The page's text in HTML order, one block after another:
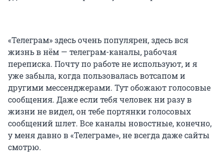
«Телеграм» здесь очень популярен, здесь вся
жизнь в нём — телеграм-каналы, рабочая
переписка. Почту по работе не используют, и я
уже забыла, когда пользовалась вотсапом и
другими мессенджерами. Тут обожают голосовые
сообщения. Даже если тебя человек ни разу в
жизни не видел, он тебе портянки голосовых
сообщений шлет. Все каналы новостные, конечно,
у меня давно в «Телеграме», не всегда даже сайты
смотрю.